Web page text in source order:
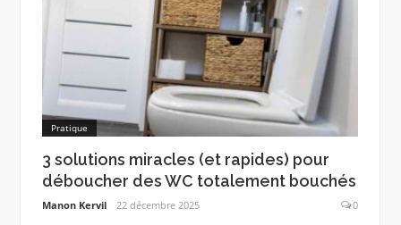
Pratique
3 solutions miracles (et rapides) pour
déboucher des WC totalement bouchés
Manon Kervil 22 décembre 2025 0